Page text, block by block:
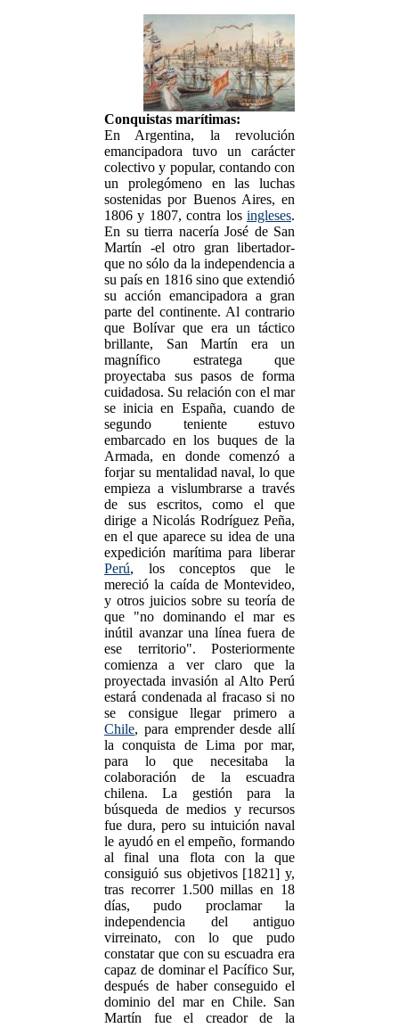
Conquistas marítimas:
En Argentina, la revolución
emancipadora tuvo un carácter
colectivo y popular, contando con
un prolegómeno en las luchas
sostenidas por Buenos Aires, en
1806 y 1807, contra los ingleses.
En su tierra nacería José de San
Martín -el otro gran libertador-
que no sólo da la independencia a
su país en 1816 sino que extendió
su acción emancipadora a gran
parte del continente. Al contrario
que Bolívar que era un táctico
brillante, San Martín era un
magnífico estratega que
proyectaba sus pasos de forma
cuidadosa. Su relación con el mar
se inicia en España, cuando de
segundo teniente estuvo
embarcado en los buques de la
Armada, en donde comenzó a
forjar su mentalidad naval, lo que
empieza a vislumbrarse a través
de sus escritos, como el que
dirige a Nicolás Rodríguez Peña,
en el que aparece su idea de una
expedición marítima para liberar
Perú, los conceptos que le
mereció la caída de Montevideo,
y otros juicios sobre su teoría de
que "no dominando el mar es
inútil avanzar una línea fuera de
ese territorio". Posteriormente
comienza a ver claro que la
proyectada invasión al Alto Perú
estará condenada al fracaso si no
se consigue llegar primero a
Chile, para emprender desde allí
la conquista de Lima por mar,
para lo que necesitaba la
colaboración de la escuadra
chilena. La gestión para la
búsqueda de medios y recursos
fue dura, pero su intuición naval
le ayudó en el empeño, formando
al final una flota con la que
consiguió sus objetivos [1821] y,
tras recorrer 1.500 millas en 18
días, pudo proclamar la
independencia del antiguo
virreinato, con lo que pudo
constatar que con su escuadra era
capaz de dominar el Pacífico Sur,
después de haber conseguido el
dominio del mar en Chile. San
Martín fue el creador de la